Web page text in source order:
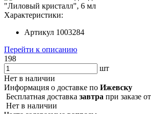
Характеристики:
Артикул 1003284
Перейти к описанию
198
шт
Нет в наличии
Информация о доставке по Ижевску
Бесплатная доставка завтра при заказе
Нет в наличии